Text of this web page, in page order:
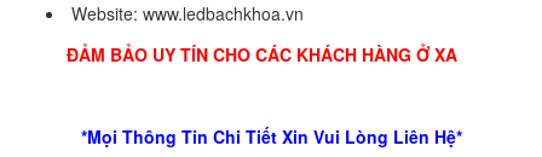
Website: www.ledbachkhoa.vn
ĐẢM BẢO UY TÍN CHO CÁC KHÁCH HÀNG Ở XA
*Mọi Thông Tin Chi Tiết Xin Vui Lòng Liên Hệ*